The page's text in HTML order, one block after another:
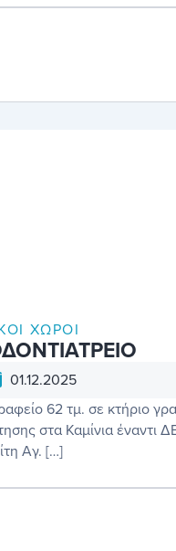
ΧΏΡΟΙ
01.12.2025
62 τμ. σε κτήριο
στα Καμίνια έναντι
Αγ. […]